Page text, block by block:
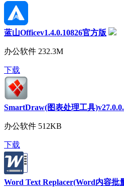
蓝山Officev1.4.0.10826官方版
办公软件 232.3M
下载
SmartDraw(图表处理工具
办公软件 512KB
下载
Word Text Replacer(Word内容批